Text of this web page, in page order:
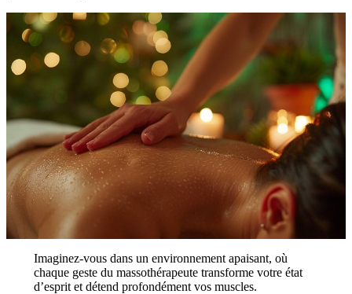
Imaginez-vous dans un environnement apaisant, où
chaque geste du massothérapeute transforme votre état
d’esprit et détend profondément vos muscles.